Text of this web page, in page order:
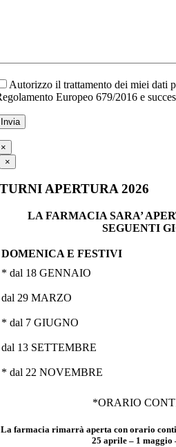
Autorizzo il trattamento dei miei dati
Europeo 679/2016 e
×
×
TURNI APERTURA 2026
LA FARMACIA SARA’
SEGUENTI
DOMENICA E FESTIVI
* dal 18 GENNAIO
dal 29 MARZO
* dal 7 GIUGNO
dal 13 SETTEMBRE
* dal 22 NOVEMBRE
*ORARIO
La farmacia rimarrà aperta con orario
25 aprile – 1 maggio